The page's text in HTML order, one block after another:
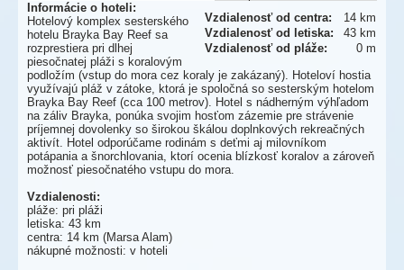
Vzdialenosť od centra:
14 km
Vzdialenosť od letiska:
43 km
Vzdialenosť od pláže:
0 m
Informácie o hoteli:
Hotelový komplex sesterského
hotelu Brayka Bay Reef sa
rozprestiera pri dlhej
piesočnatej pláži s koralovým
podložím (vstup do mora cez koraly je zakázaný). Hoteloví hostia
využívajú pláž v zátoke, ktorá je spoločná so sesterským hotelom
Brayka Bay Reef (cca 100 metrov). Hotel s nádherným výhľadom
na záliv Brayka, ponúka svojim hosťom zázemie pre strávenie
príjemnej dovolenky so širokou škálou doplnkových rekreačných
aktivít. Hotel odporúčame rodinám s deťmi aj milovníkom
potápania a šnorchlovania, ktorí ocenia blízkosť koralov a zároveň
možnosť piesočnatého vstupu do mora.
Vzdialenosti:
pláže: pri pláži
letiska: 43 km
centra: 14 km (Marsa Alam)
nákupné možnosti: v hoteli